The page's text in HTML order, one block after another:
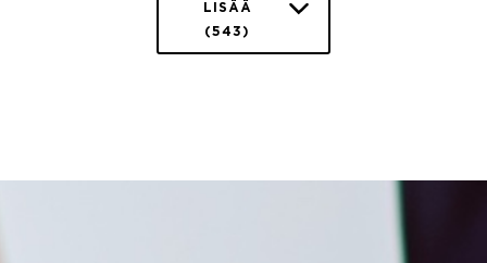
LISÄÄ
(543)